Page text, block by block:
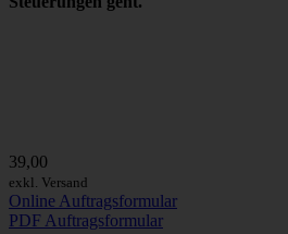
39,00
exkl. Versand
Online Auftragsformular
PDF Auftragsformular